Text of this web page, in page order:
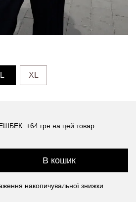
L XL
+64 грн на цей товар
В кошик
накопичувальної знижки